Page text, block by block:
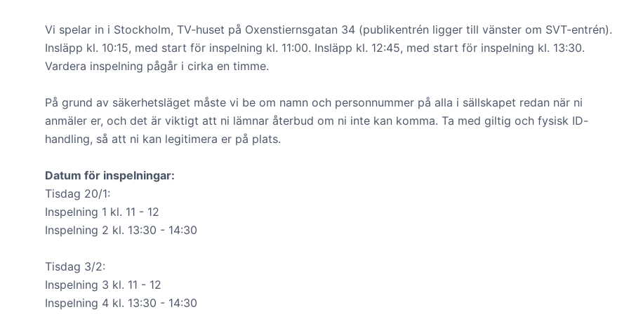
Vi spelar in i Stockholm, TV-huset på Oxenstiernsgatan 34 (publikentrén ligger till vänster om SVT-entrén).
Insläpp kl. 10:15, med start för inspelning kl. 11:00. Insläpp kl. 12:45, med start för inspelning kl. 13:30.
Vardera inspelning pågår i cirka en timme.
På grund av säkerhetsläget måste vi be om namn och personnummer på alla i sällskapet redan när ni
anmäler er, och det är viktigt att ni lämnar återbud om ni inte kan komma. Ta med giltig och fysisk ID-
handling, så att ni kan legitimera er på plats.
Datum för inspelningar:
Tisdag 20/1:
Inspelning 1 kl. 11 - 12
Inspelning 2 kl. 13:30 - 14:30
Tisdag 3/2:
Inspelning 3 kl. 11 - 12
Inspelning 4 kl. 13:30 - 14:30